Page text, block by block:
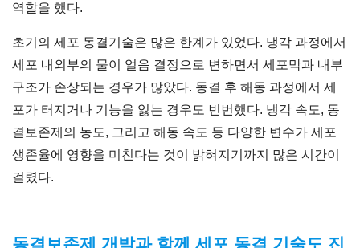
역할을 했다.
초기의 세포 동결기술은 많은 한계가 있었다. 냉각 과정에서
세포 내외부의 물이 얼음 결정으로 변하면서 세포막과 내부
구조가 손상되는 경우가 많았다. 동결 후 해동 과정에서 세
포가 터지거나 기능을 잃는 경우도 빈번했다. 냉각 속도, 동
결보존제의 농도, 그리고 해동 속도 등 다양한 변수가 세포
생존율에 영향을 미친다는 것이 밝혀지기까지 많은 시간이
걸렸다.
동결보존제 개발과 함께 세포 동결 기술도 진